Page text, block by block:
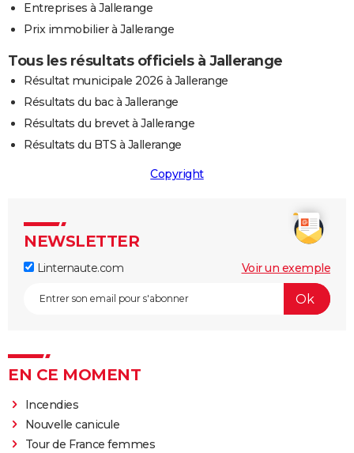
Entreprises à Jallerange
Prix immobilier à Jallerange
Tous les résultats officiels à Jallerange
Résultat municipale 2026 à Jallerange
Résultats du bac à Jallerange
Résultats du brevet à Jallerange
Résultats du BTS à Jallerange
Copyright
NEWSLETTER
Linternaute.com Voir un exemple
EN CE MOMENT
Incendies
Nouvelle canicule
Tour de France femmes